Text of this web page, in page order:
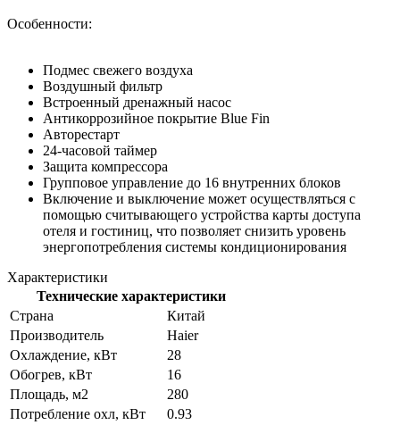
Особенности:
Подмес свежего воздуха
Воздушный фильтр
Встроенный дренажный насос
Антикоррозийное покрытие Blue Fin
Авторестарт
24-часовой таймер
Защита компрессора
Групповое управление до 16 внутренних блоков
Включение и выключение может осуществляться с
помощью считывающего устройства карты доступа
отеля и гостиниц, что позволяет снизить уровень
энергопотребления системы кондиционирования
Характеристики
Технические характеристики
Страна
Китай
Производитель
Haier
Охлаждение, кВт
28
Обогрев, кВт
16
Площадь, м2
280
Потребление охл, кВт
0.93